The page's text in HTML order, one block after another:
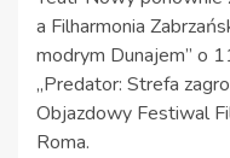
a Filharmonia
modrym Dunajem” o
„Predator: Strefa
Objazdowy Festiwal
Roma.